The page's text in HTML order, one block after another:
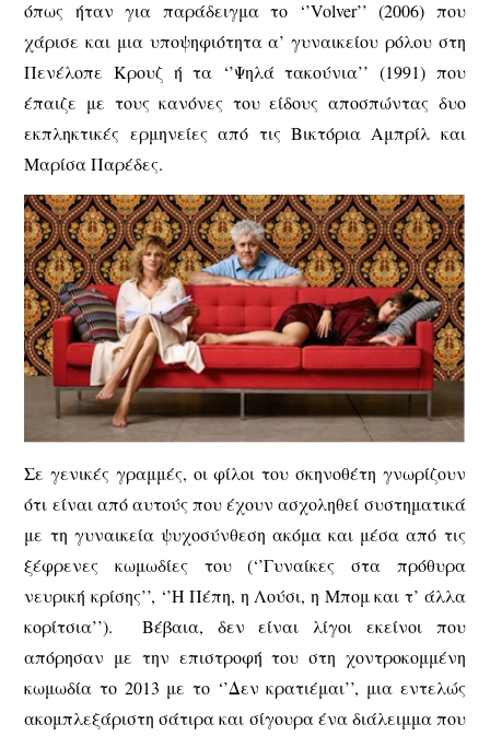
όπως ήταν για παράδειγμα το ‘’Volver’’ (2006) που
χάρισε και μια υποψηφιότητα α’ γυναικείου ρόλου στη
Πενέλοπε Κρουζ ή τα ‘’Ψηλά τακούνια’’ (1991) που
έπαιζε με τους κανόνες του είδους αποσπώντας δυο
εκπληκτικές ερμηνείες από τις Βικτόρια Αμπρίλ και
Μαρίσα Παρέδες.
Σε γενικές γραμμές, οι φίλοι του σκηνοθέτη γνωρίζουν
ότι είναι από αυτούς που έχουν ασχοληθεί συστηματικά
με τη γυναικεία ψυχοσύνθεση ακόμα και μέσα από τις
ξέφρενες κωμωδίες του (‘’Γυναίκες στα πρόθυρα
νευρική κρίσης’’, ‘’Η Πέπη, η Λούσι, η Μπομ και τ’ άλλα
κορίτσια’’). Βέβαια, δεν είναι λίγοι εκείνοι που
απόρησαν με την επιστροφή του στη χοντροκομμένη
κωμωδία το 2013 με το ‘’Δεν κρατιέμαι’’, μια εντελώς
ακομπλεξάριστη σάτιρα και σίγουρα ένα διάλειμμα που